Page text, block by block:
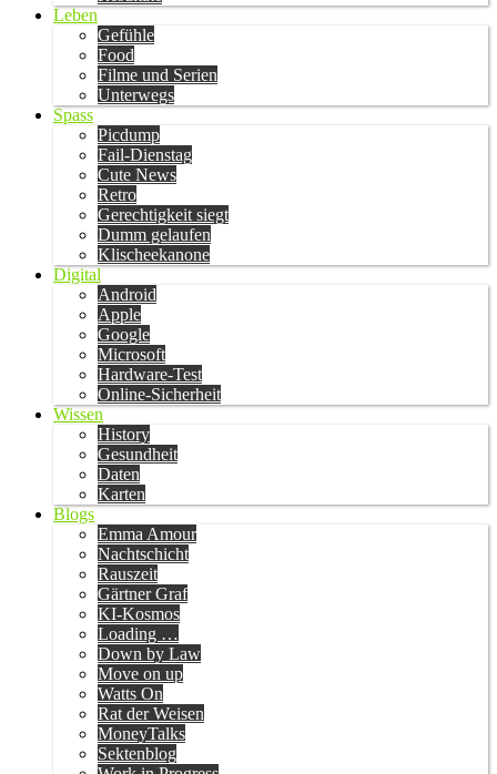
Leben
Gefühle
Food
Filme und Serien
Unterwegs
Spass
Picdump
Fail-Dienstag
Cute News
Retro
Gerechtigkeit siegt
Dumm gelaufen
Klischeekanone
Digital
Android
Apple
Google
Microsoft
Hardware-Test
Online-Sicherheit
Wissen
History
Gesundheit
Daten
Karten
Blogs
Emma Amour
Nachtschicht
Rauszeit
Gärtner Graf
KI-Kosmos
Loading …
Down by Law
Move on up
Watts On
Rat der Weisen
MoneyTalks
Sektenblog